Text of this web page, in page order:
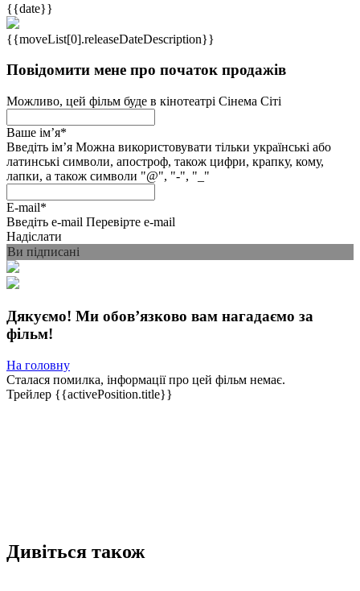
{{date}}
{{moveList[0].releaseDateDescription}}
Повідомити мене про початок продажів
Можливо, цей фільм буде в кінотеатрі Сінема Сіті
Ваше імʼя*
Введіть імʼя Можна використовувати тільки українські або
латинські символи, апостроф, також цифри, крапку, кому,
лапки, а також символи "@", "-", "_"
E-mail*
Введіть e-mail Перевірте e-mail
Надіслати
Ви підписані
Дякуємо! Ми обовʼязково вам нагадаємо за
фільм!
На головну
Сталася помилка, інформації про цей фільм немає.
Трейлер {{activePosition.title}}
Дивіться також